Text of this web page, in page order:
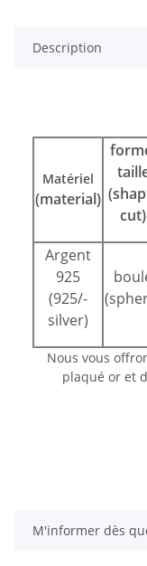
Description
Matériel
(material)
cut)
Argent
925
(925/-
silver)
Nous vous
plaqué or et
M'informer dès